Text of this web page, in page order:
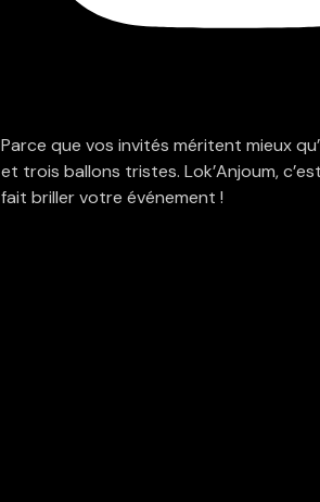
Parce que vos invités méritent mieux
et trois ballons tristes. Lok’Anjoum,
fait briller votre événement !